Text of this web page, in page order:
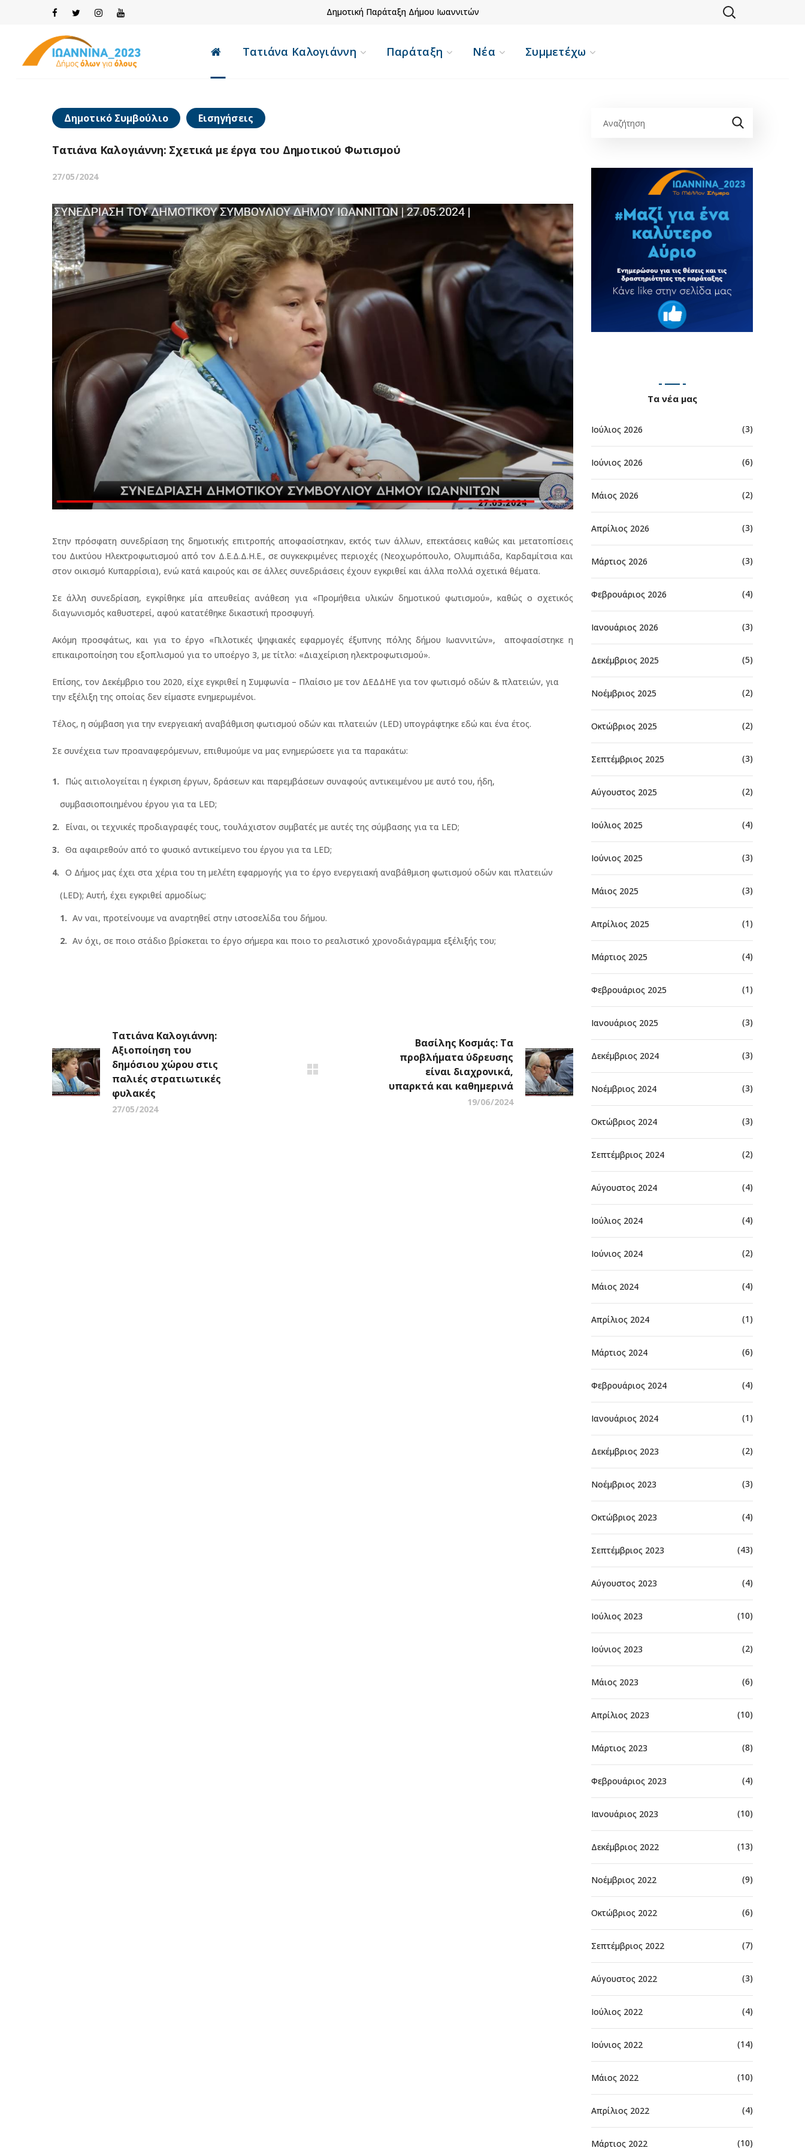
Δημοτική Παράταξη Δήμου Ιωαννιτών
Τατιάνα Καλογιάννη Παράταξη Νέα Συμμετέχω
Δημοτικό Συμβούλιο Εισηγήσεις
Τατιάνα Καλογιάννη: Σχετικά με έργα του Δημοτικού Φωτισμού
27/05/2024
Στην πρόσφατη συνεδρίαση της δημοτικής επιτροπής αποφασίστηκαν, εκτός των άλλων, επεκτάσεις καθώς και μετατοπίσεις
του Δικτύου Ηλεκτροφωτισμού από τον Δ.Ε.Δ.Δ.Η.Ε., σε συγκεκριμένες περιοχές (Νεοχωρόπουλο, Ολυμπιάδα, Καρδαμίτσια και
στον οικισμό Κυπαρρίσια), ενώ κατά καιρούς και σε άλλες συνεδριάσεις έχουν εγκριθεί και άλλα πολλά σχετικά θέματα.
Σε άλλη συνεδρίαση, εγκρίθηκε μία απευθείας ανάθεση για «Προμήθεια υλικών δημοτικού φωτισμού», καθώς ο σχετικός
διαγωνισμός καθυστερεί, αφού κατατέθηκε δικαστική προσφυγή.
Ακόμη προσφάτως, και για το έργο «Πιλοτικές ψηφιακές εφαρμογές έξυπνης πόλης δήμου Ιωαννιτών», αποφασίστηκε η
επικαιροποίηση του εξοπλισμού για το υποέργο 3, με τίτλο: «Διαχείριση ηλεκτροφωτισμού».
Επίσης, τον Δεκέμβριο του 2020, είχε εγκριθεί η Συμφωνία – Πλαίσιο με τον ΔΕΔΔΗΕ για τον φωτισμό οδών & πλατειών, για
την εξέλιξη της οποίας δεν είμαστε ενημερωμένοι.
Τέλος, η σύμβαση για την ενεργειακή αναβάθμιση φωτισμού οδών και πλατειών (LED) υπογράφτηκε εδώ και ένα έτος.
Σε συνέχεια των προαναφερόμενων, επιθυμούμε να μας ενημερώσετε για τα παρακάτω:
Πώς αιτιολογείται η έγκριση έργων, δράσεων και παρεμβάσεων συναφούς αντικειμένου με αυτό του, ήδη,
συμβασιοποιημένου έργου για τα LED;
Είναι, οι τεχνικές προδιαγραφές τους, τουλάχιστον συμβατές με αυτές της σύμβασης για τα LED;
Θα αφαιρεθούν από το φυσικό αντικείμενο του έργου για τα LED;
Ο Δήμος μας έχει στα χέρια του τη μελέτη εφαρμογής για το έργο ενεργειακή αναβάθμιση φωτισμού οδών και πλατειών
(LED); Αυτή, έχει εγκριθεί αρμοδίως;
Αν ναι, προτείνουμε να αναρτηθεί στην ιστοσελίδα του δήμου.
Αν όχι, σε ποιο στάδιο βρίσκεται το έργο σήμερα και ποιο το ρεαλιστικό χρονοδιάγραμμα εξέλιξής του;
Τατιάνα Καλογιάννη:
Αξιοποίηση του
δημόσιου χώρου στις
παλιές στρατιωτικές
φυλακές
27/05/2024
Βασίλης Κοσμάς: Τα
προβλήματα ύδρευσης
είναι διαχρονικά,
υπαρκτά και καθημερινά
19/06/2024
Τα νέα μας
Ιούλιος 2026 (3)
Ιούνιος 2026 (6)
Μάιος 2026 (2)
Απρίλιος 2026 (3)
Μάρτιος 2026 (3)
Φεβρουάριος 2026 (4)
Ιανουάριος 2026 (3)
Δεκέμβριος 2025 (5)
Νοέμβριος 2025 (2)
Οκτώβριος 2025 (2)
Σεπτέμβριος 2025 (3)
Αύγουστος 2025 (2)
Ιούλιος 2025 (4)
Ιούνιος 2025 (3)
Μάιος 2025 (3)
Απρίλιος 2025 (1)
Μάρτιος 2025 (4)
Φεβρουάριος 2025 (1)
Ιανουάριος 2025 (3)
Δεκέμβριος 2024 (3)
Νοέμβριος 2024 (3)
Οκτώβριος 2024 (3)
Σεπτέμβριος 2024 (2)
Αύγουστος 2024 (4)
Ιούλιος 2024 (4)
Ιούνιος 2024 (2)
Μάιος 2024 (4)
Απρίλιος 2024 (1)
Μάρτιος 2024 (6)
Φεβρουάριος 2024 (4)
Ιανουάριος 2024 (1)
Δεκέμβριος 2023 (2)
Νοέμβριος 2023 (3)
Οκτώβριος 2023 (4)
Σεπτέμβριος 2023 (43)
Αύγουστος 2023 (4)
Ιούλιος 2023 (10)
Ιούνιος 2023 (2)
Μάιος 2023 (6)
Απρίλιος 2023 (10)
Μάρτιος 2023 (8)
Φεβρουάριος 2023 (4)
Ιανουάριος 2023 (10)
Δεκέμβριος 2022 (13)
Νοέμβριος 2022 (9)
Οκτώβριος 2022 (6)
Σεπτέμβριος 2022 (7)
Αύγουστος 2022 (3)
Ιούλιος 2022 (4)
Ιούνιος 2022 (14)
Μάιος 2022 (10)
Απρίλιος 2022 (4)
Μάρτιος 2022 (10)